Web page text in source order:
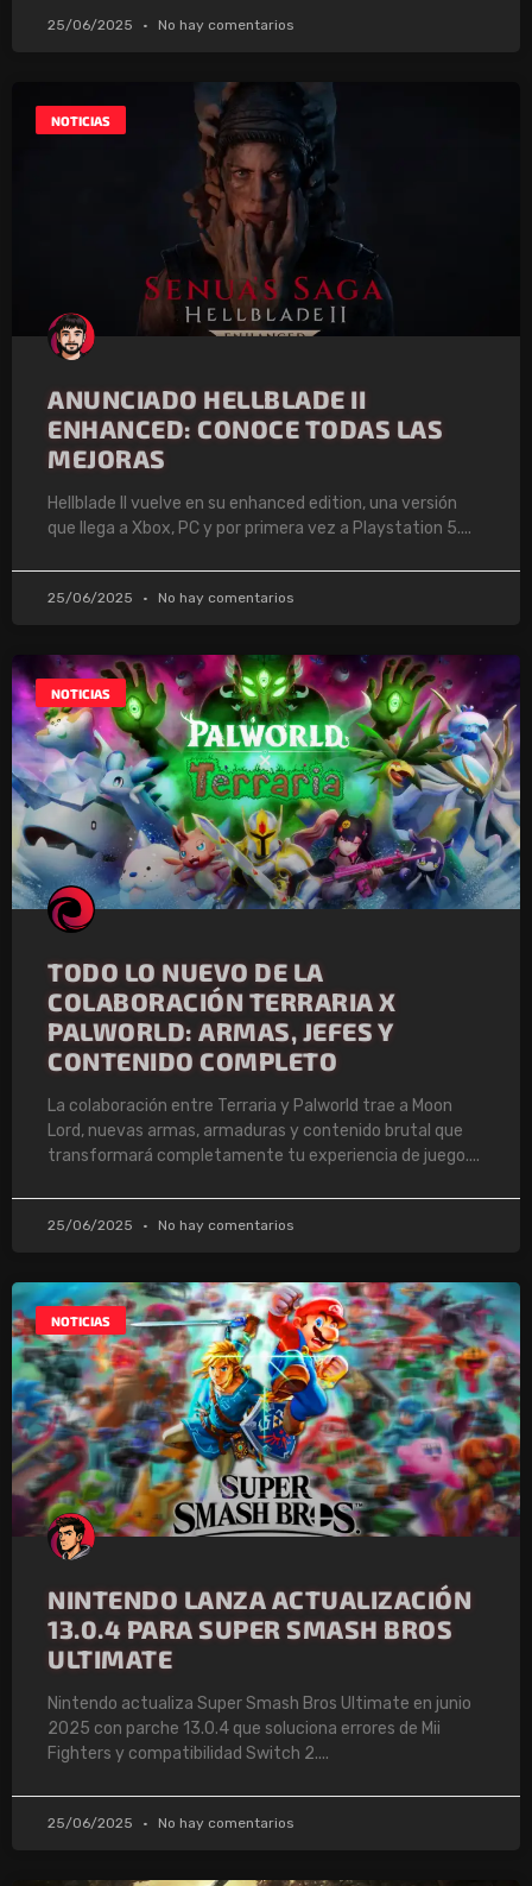
25/06/2025 No hay comentarios
NOTICIAS
ANUNCIADO HELLBLADE II
ENHANCED: CONOCE TODAS LAS
MEJORAS
Hellblade II vuelve en su enhanced edition, una versión
que llega a Xbox, PC y por primera vez a Playstation 5.
25/06/2025 No hay comentarios
NOTICIAS
TODO LO NUEVO DE LA
COLABORACIÓN TERRARIA X
PALWORLD: ARMAS, JEFES Y
CONTENIDO COMPLETO
La colaboración entre Terraria y Palworld trae a Moon
Lord, nuevas armas, armaduras y contenido brutal que
transformará completamente tu experiencia de juego.
25/06/2025 No hay comentarios
NOTICIAS
NINTENDO LANZA ACTUALIZACIÓN
13.0.4 PARA SUPER SMASH BROS
ULTIMATE
Nintendo actualiza Super Smash Bros Ultimate en junio
2025 con parche 13.0.4 que soluciona errores de Mii
Fighters y compatibilidad Switch 2.
25/06/2025 No hay comentarios